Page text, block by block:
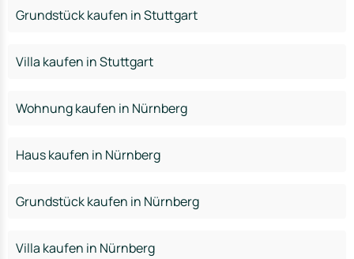
Grundstück kaufen in Stuttgart
Villa kaufen in Stuttgart
Wohnung kaufen in Nürnberg
Haus kaufen in Nürnberg
Grundstück kaufen in Nürnberg
Villa kaufen in Nürnberg